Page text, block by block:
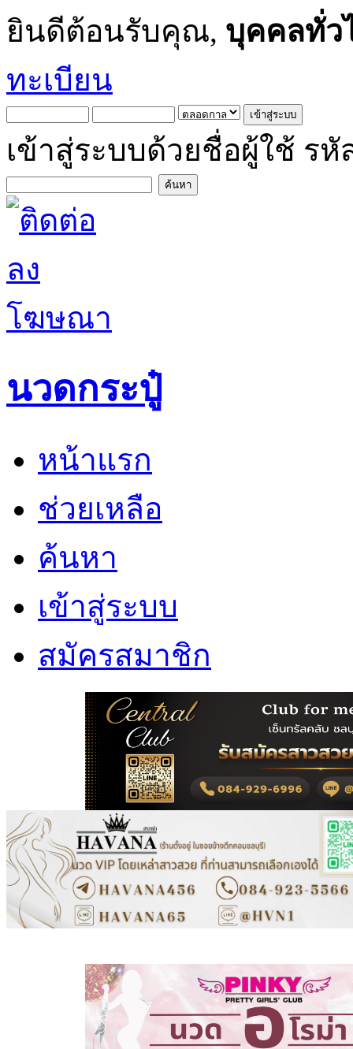
ยินดีต้อนรับคุณ, บุคคลทั่ว
ทะเบียน
เข้าสู่ระบบด้วยชื่อผู้ใช้ รหั
นวดกระปู๋
หน้าแรก
ช่วยเหลือ
ค้นหา
เข้าสู่ระบบ
สมัครสมาชิก